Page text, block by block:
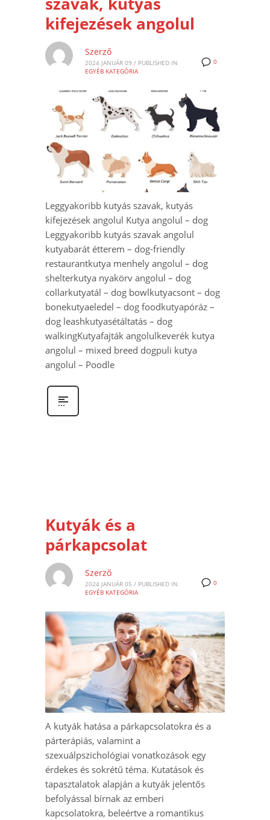
kifejezések angolul
0
Szerző
2024 JANUÁR 09 / PUBLISHED IN
EGYÉB KATEGÓRIA
Leggyakoribb kutyás szavak, kutyás
kifejezések angolul Kutya angolul – dog
Leggyakoribb kutyás szavak angolul
kutyabarát étterem – dog-friendly
restaurantkutya menhely angolul – dog
shelterkutya nyakörv angolul – dog
collarkutyatál – dog bowlkutyacsont – dog
bonekutyaeledel – dog foodkutyapóráz –
dog leashkutyasétáltatás – dog
walkingKutyafajták angolulkeverék kutya
angolul – mixed breed dogpuli kutya
angolul – Poodle
Kutyák és a
párkapcsolat
0
Szerző
2024 JANUÁR 05 / PUBLISHED IN
EGYÉB KATEGÓRIA
A kutyák hatása a párkapcsolatokra és a
párterápiás, valamint a
szexuálpszichológiai vonatkozások egy
érdekes és sokrétű téma. Kutatások és
tapasztalatok alapján a kutyák jelentős
befolyással bírnak az emberi
kapcsolatokra, beleértve a romantikus